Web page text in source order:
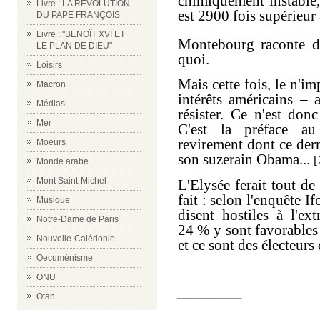
Livre : LA RÉVOLUTION
DU PAPE FRANÇOIS
Livre : "BENOÎT XVI ET
LE PLAN DE DIEU"
Loisirs
Macron
Médias
Mer
Moeurs
Monde arabe
Mont Saint-Michel
Musique
Notre-Dame de Paris
Nouvelle-Calédonie
Oecuménisme
ONU
Otan
est 2900 fois
Montebourg raconte
quoi.
Mais cette fois, le
intérêts américains –
résister. Ce n'est
C'est la préface
revirement dont ce
son suzerain Obama...
L'Elysée ferait tout de
fait : selon l'enquête
disent hostiles à
24 % y sont
et ce sont des